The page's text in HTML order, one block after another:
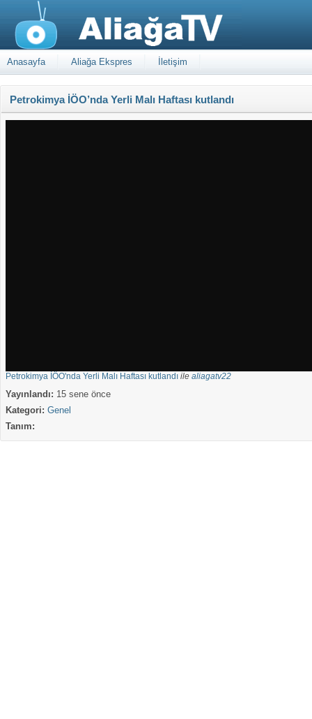
Anasayfa Aliağa Ekspres İletişim
Petrokimya İÖO’nda Yerli Malı Haftası kutlandı
Petrokimya İÖO'nda Yerli Malı Haftası kutlandı ile aliagatv22
Yayınlandı: 15 sene önce
Kategori: Genel
Tanım: